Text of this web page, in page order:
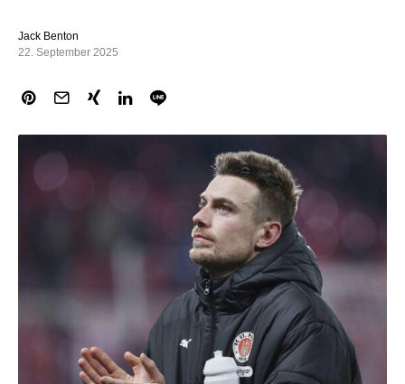
Jack Benton
22. September 2025